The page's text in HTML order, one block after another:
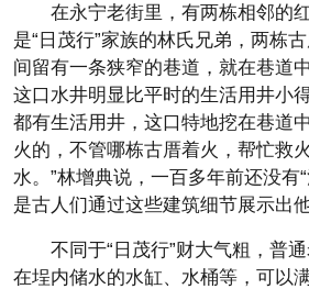
在永宁老街里，有两栋相邻的
是“日茂行”家族的林氏兄弟，两栋
间留有一条狭窄的巷道，就在巷道
这口水井明显比平时的生活用井小
都有生活用井，这口特地挖在巷道
火的，不管哪栋古厝着火，帮忙救
水。”林增典说，一百多年前还没有
是古人们通过这些建筑细节展示出
不同于“日茂行”财大气粗，普
在埕内储水的水缸、水桶等，可以